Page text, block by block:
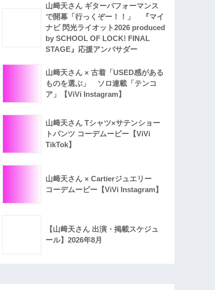
山﨑天さん ギターパフォーマンス
で開幕「行っくぞー！！」 『マイ
ナビ 閃光ライオット2026 produced
by SCHOOL OF LOCK! FINAL
STAGE』応援アンバサダー
山﨑天さん × 古着「USED感がある
ものを選ぶ」 ソロ連載「テンコ
ア」【ViVi Instagram】
山﨑天さん Tシャツ×サテンショー
トパンツ コーデムービー【ViVi
TikTok】
山﨑天さん × Cartierジュエリー
コーデムービー【ViVi Instagram】
【山﨑天さん 出演・掲載スケジュ
ール】2026年8月